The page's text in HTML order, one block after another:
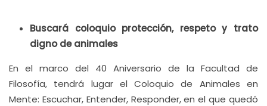
Buscará coloquio protección, respeto y trato
digno de animales
En el marco del 40 Aniversario de la Facultad de
Filosofía, tendrá lugar el Coloquio de Animales en
Mente: Escuchar, Entender, Responder, en el que quedó